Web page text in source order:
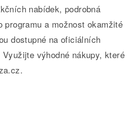
nabídek, podrobná
programu a možnost okamžité
dostupné na oficiálních
výhodné nákupy, které